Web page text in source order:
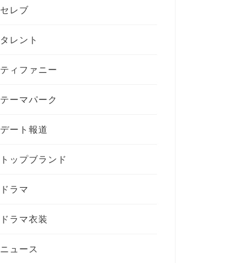
セレブ
タレント
ティファニー
テーマパーク
デート報道
トップブランド
ドラマ
ドラマ衣装
ニュース